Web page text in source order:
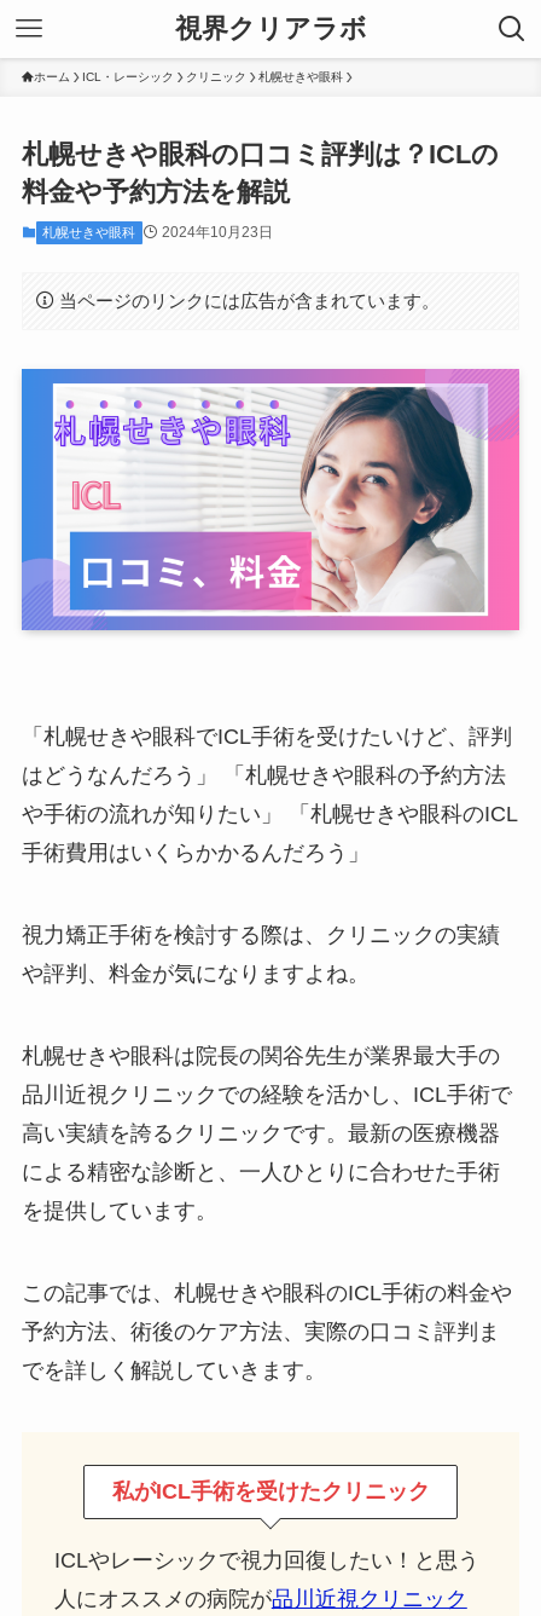
視界クリアラボ
ホーム ICL・レーシック クリニック 札幌せきや眼科
札幌せきや眼科の口コミ評判は？ICLの
料金や予約方法を解説
札幌せきや眼科 2024年10月23日
当ページのリンクには広告が含まれています。
「札幌せきや眼科でICL手術を受けたいけど、評判
はどうなんだろう」 「札幌せきや眼科の予約方法
や手術の流れが知りたい」 「札幌せきや眼科のICL
手術費用はいくらかかるんだろう」
視力矯正手術を検討する際は、クリニックの実績
や評判、料金が気になりますよね。
札幌せきや眼科は院長の関谷先生が業界最大手の
品川近視クリニックでの経験を活かし、ICL手術で
高い実績を誇るクリニックです。最新の医療機器
による精密な診断と、一人ひとりに合わせた手術
を提供しています。
この記事では、札幌せきや眼科のICL手術の料金や
予約方法、術後のケア方法、実際の口コミ評判ま
でを詳しく解説していきます。
私がICL手術を受けたクリニック
ICLやレーシックで視力回復したい！と思う
人にオススメの病院が品川近視クリニック